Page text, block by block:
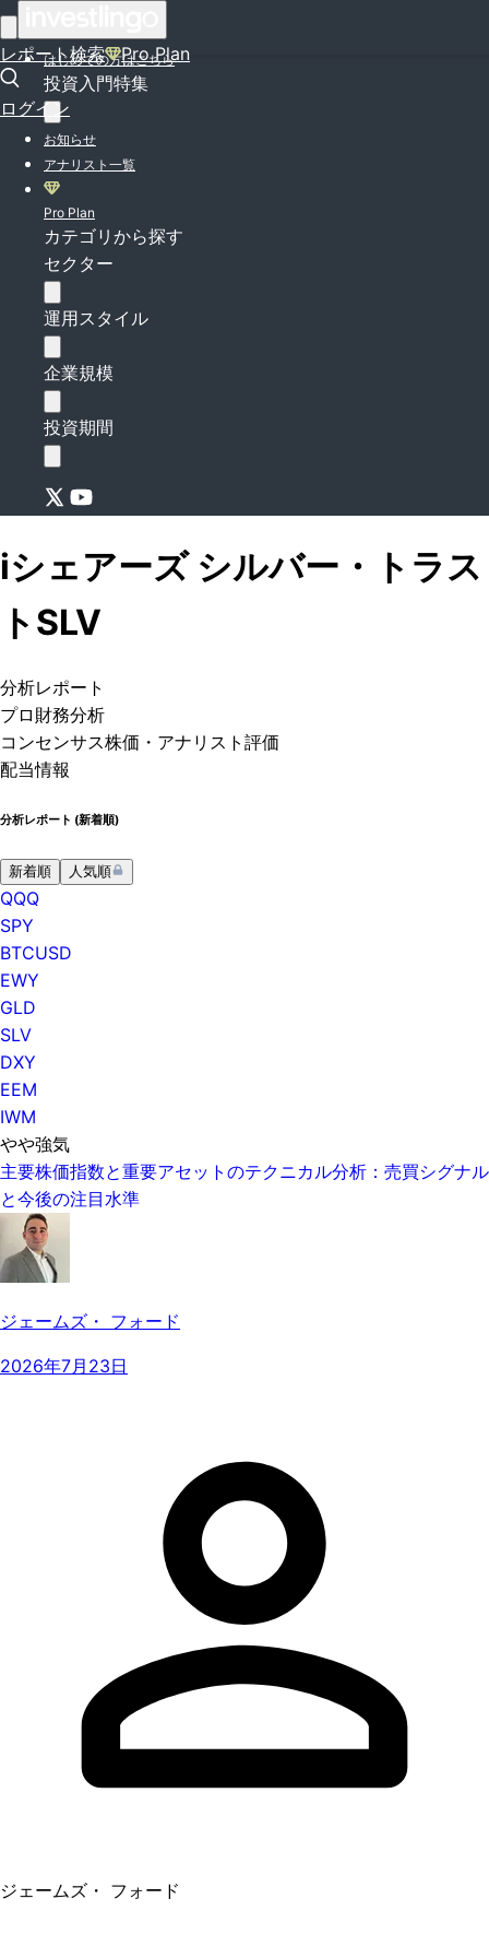
レポート検索 Pro Plan
ログイン
はじめての方はこちら
投資入門特集
お知らせ
アナリスト一覧
Pro Plan
カテゴリから探す
セクター
運用スタイル
企業規模
投資期間
iシェアーズ シルバー・トラス
ト SLV
分析レポート
プロ 財務分析
コンセンサス株価 ・アナリスト評価
配当情報
分析レポート (新着順)
新着順 人気順
QQQ
SPY
BTCUSD
EWY
GLD
SLV
DXY
EEM
IWM
やや強気
主要株価指数と重要アセットのテクニカル分析：売買シグナル
と今後の注目水準
ジェームズ・ フォード
2026年7月23日
ジェームズ・ フォード